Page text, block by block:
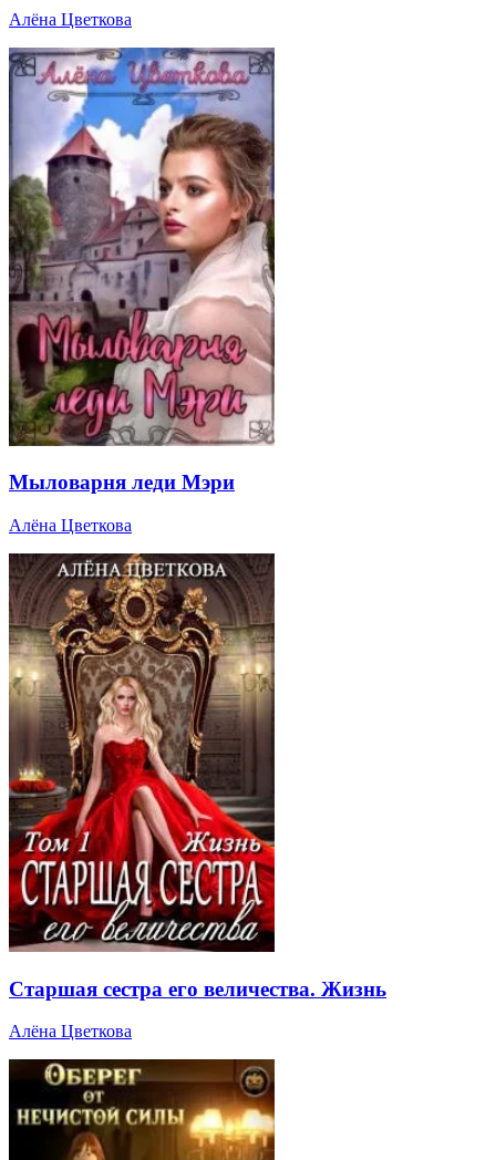
Алёна Цветкова
Мыловарня леди Мэри
Алёна Цветкова
Старшая сестра его величества. Жизнь
Алёна Цветкова